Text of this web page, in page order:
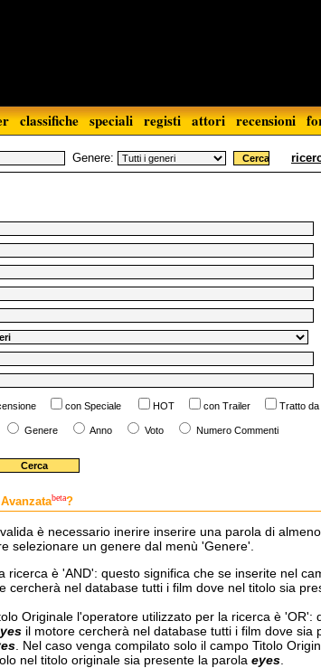
classifiche speciali registi attori recensioni
Genere:
con Speciale HOT con Trailer
Tratto da
Genere Anno Voto Numero Commenti
beta?
è necessario inerire inserire una parola di
selezionare un genere dal menù 'Genere'.
ricerca è 'AND': questo significa che se inserite nel
cercherà nel database tutti i film dove nel titolo sia
Originale l'operatore utilizzato per la ricerca è 'OR':
il motore cercherà nel database tutti i film dove sia
. Nel caso venga compilato solo il campo Titolo
nel titolo originale sia presente la parola eyes